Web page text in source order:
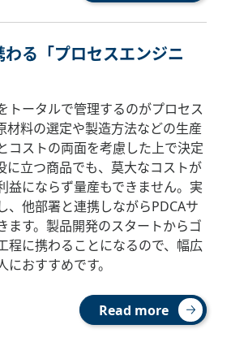
る「プロセスエンジニ
トータルで管理するのがプロセス
材料の選定や製造方法などの生産
コストの両面を考慮した上で決定
に立つ商品でも、莫大なコストが
益にならず量産もできません。実
、他部署と連携しながらPDCAサ
ます。製品開発のスタートからゴ
程に携わることになるので、幅広
おすすめです。
Read more